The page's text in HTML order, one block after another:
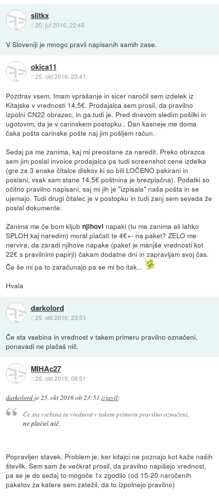
slitkx
::20. jul 2016, 22:48
V Sloveniji je mnogo pravil napisanih samih zase.
okica11
::25. okt 2016, 23:41
Pozdrav vsem. Imam vprašanje in sicer naročil sem izdelek iz
Kitajske v vrednosti 14,5€. Prodajalca sem prosil, da pravilno
izpolni CN22 obrazec, in ga tudi je. Pred dnevom sledim pošilki in
ugotovim, da je v carinskem postopku.. Dan kasneje me doma
čaka pošta carinske pošte naj jim pošljem račun.
Sedaj pa me zanima, kaj mi preostane za naredit. Preko obrazca
sem jim poslal invoice prodajalca pa tudi screenshot cene izdelka
(gre za 3 enake čitalce diskov ki so bili LOČENO pakirani in
poslani, vsak sam stane 14,5€ poštnina je brezplačna). Podatki so
očitno pravilno napisani, saj mi jih je "izpisala" naša pošta in se
ujemajo. Tudi drugi čitalec je v postopku in tudi zanj sem seveda že
poslal dokumente.
Zanima me če bom kljubnjihovi napaki (tu me zanima ali lahko
SPLOH kaj naredim) moral plačati te 4€+- na paket? ZELO me
nervira, da zaradi njihove napake (paket je manjše vrednosti kot
22€ s pravilnimi papirji) čakam dodatne dni in zapravljam svoj čas.
Če še mi pa to zaračunajo pa se mi bo itak...
Hvala
darkolord
::25. okt 2016, 23:51
Če sta vsebina in vrednost v takem primeru pravilno označeni,
ponavadi ne plačaš nič.
MIHAc27
::26. okt 2016, 08:51
darkolord je25. okt 2016 ob 23:51 izjavil:
Če sta vsebina in vrednost v takem primeru pravilno označeni,
ne plačaš nič.
Popravljen stavek. Problem je, ker kitajci ne poznajo kot kaže naših
številk. Sem sam že večkrat prosil, da pravilno napišejo vrednost,
pa se je do sedaj to mogoče 1x zgodilo (od 15-20 naročenih
paketov za katere sem zatežil, da to izpolnejo pravilno)